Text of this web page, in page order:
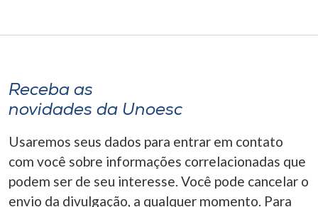
Receba as
novidades da Unoesc
Usaremos seus dados para entrar em contato
com você sobre informações correlacionadas que
podem ser de seu interesse. Você pode cancelar o
envio da divulgação, a qualquer momento. Para